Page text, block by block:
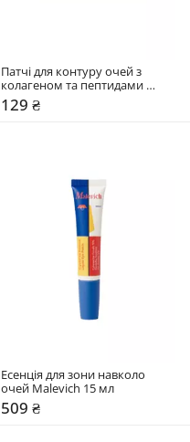
Патчі для контуру очей з
колагеном та пептидами
Numbuzin 1 шт
129 ₴
Есенція для зони навколо
очей Malevich 15 мл
509 ₴